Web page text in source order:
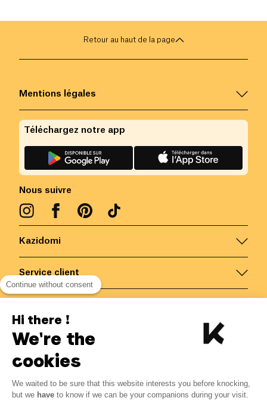
Retour au haut de la page
Kazidomi
Service client
Mentions légales
Nous suivre
Téléchargez notre app
Belgique/FR
Continue without consent
Hi there !
We're the
cookies
We waited to be sure that this website interests you before knocking,
but we have to know if we can be your companions during your visit.